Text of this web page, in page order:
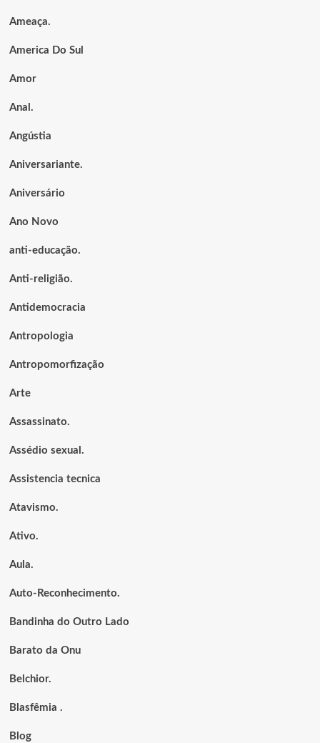
Ameaça.
America Do Sul
Amor
Anal.
Angústia
Aniversariante.
Aniversário
Ano Novo
anti-educação.
Anti-religião.
Antidemocracia
Antropologia
Antropomorfização
Arte
Assassinato.
Assédio sexual.
Assistencia tecnica
Atavismo.
Ativo.
Aula.
Auto-Reconhecimento.
Bandinha do Outro Lado
Barato da Onu
Belchior.
Blasfêmia .
Blog